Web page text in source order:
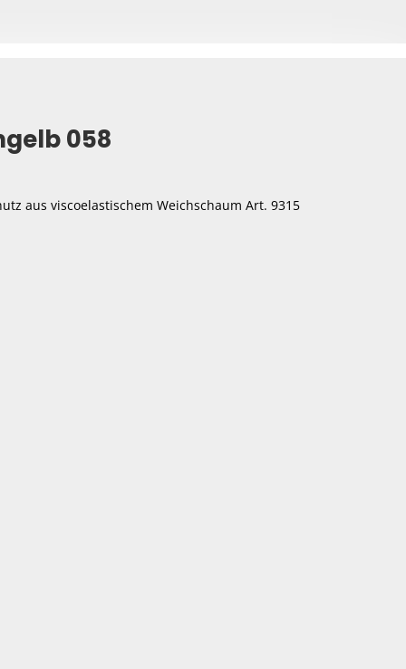
058
aus viscoelastischem Weichschaum Art. 9315